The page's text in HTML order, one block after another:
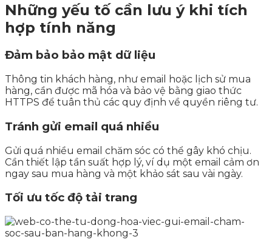
Những yếu tố cần lưu ý khi tích
hợp tính năng
Đảm bảo bảo mật dữ liệu
Thông tin khách hàng, như email hoặc lịch sử mua
hàng, cần được mã hóa và bảo vệ bằng giao thức
HTTPS để tuân thủ các quy định về quyền riêng tư.
Tránh gửi email quá nhiều
Gửi quá nhiều email chăm sóc có thể gây khó chịu.
Cần thiết lập tần suất hợp lý, ví dụ một email cảm ơn
ngay sau mua hàng và một khảo sát sau vài ngày.
Tối ưu tốc độ tải trang